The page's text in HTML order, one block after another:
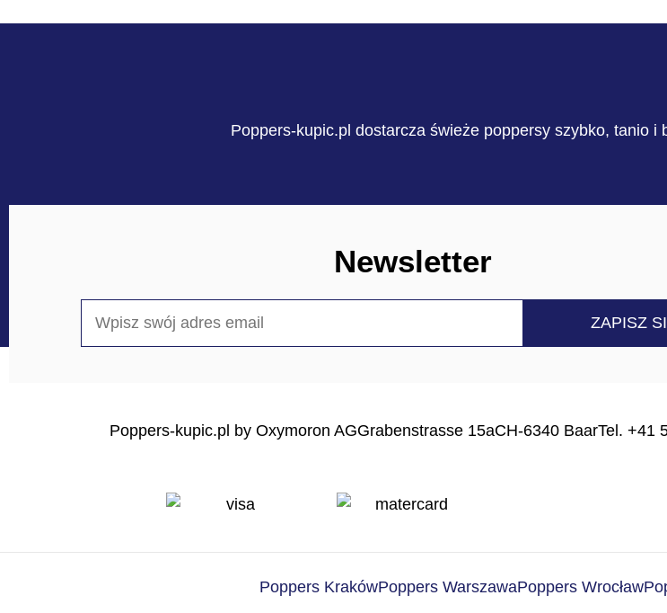
Poppers-kupic.pl dostarcza świeże poppersy szybko, tanio i
Newsletter
Poppers-kupic.pl by Oxymoron AGGrabenstrasse 15aCH-6340 BaarTel. +41
Poppers KrakówPoppers WarszawaPoppers Wrocław